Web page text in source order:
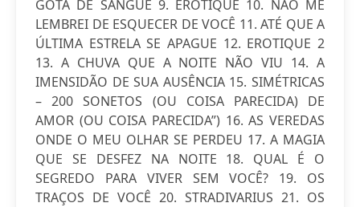
GOTA DE SANGUE 9. EROTIQUE 10. NÃO ME
LEMBREI DE ESQUECER DE VOCÊ 11. ATÉ QUE A
ÚLTIMA ESTRELA SE APAGUE 12. EROTIQUE 2
13. A CHUVA QUE A NOITE NÃO VIU 14. A
IMENSIDÃO DE SUA AUSÊNCIA 15. SIMÉTRICAS
– 200 SONETOS (OU COISA PARECIDA) DE
AMOR (OU COISA PARECIDA”) 16. AS VEREDAS
ONDE O MEU OLHAR SE PERDEU 17. A MAGIA
QUE SE DESFEZ NA NOITE 18. QUAL É O
SEGREDO PARA VIVER SEM VOCÊ? 19. OS
TRAÇOS DE VOCÊ 20. STRADIVARIUS 21. OS